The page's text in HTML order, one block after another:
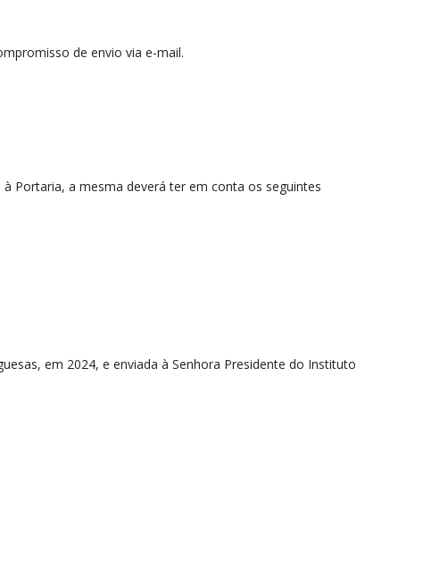
de envio via e-mail.
Portaria, a mesma deverá ter em conta os seguintes
em 2024, e enviada à Senhora Presidente do Instituto